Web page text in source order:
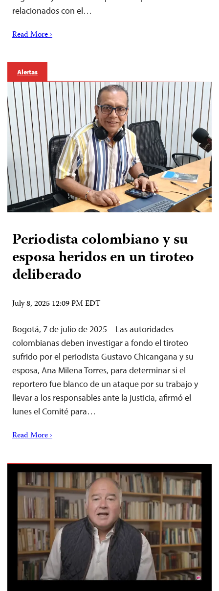
relacionados con el…
Read More ›
Alertas
Periodista colombiano y su
esposa heridos en un tiroteo
deliberado
July 8, 2025 12:09 PM EDT
Bogotá, 7 de julio de 2025 – Las autoridades
colombianas deben investigar a fondo el tiroteo
sufrido por el periodista Gustavo Chicangana y su
esposa, Ana Milena Torres, para determinar si el
reportero fue blanco de un ataque por su trabajo y
llevar a los responsables ante la justicia, afirmó el
lunes el Comité para…
Read More ›